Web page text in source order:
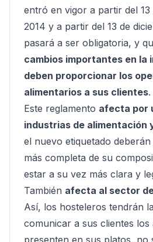
entró en vigor a partir del 13
2014 y a partir del 13 de
pasará a ser obligatoria, y
cambios importantes en la
deben proporcionar los
alimentarios a sus clientes.
Este reglamento afecta por
industrias de alimentación
el nuevo etiquetado
más completa de su
estar a su vez más clara y
También afecta al sector
Así, los hosteleros tendrán
comunicar a sus clientes los
presenten en sus platos, no